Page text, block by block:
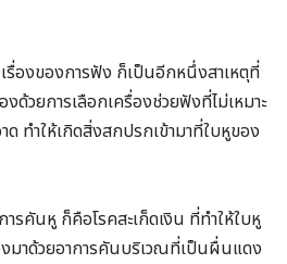
องของการฟัง ก็เป็นอีกหนึ่งสาเหตุที่
งด้วยการเลือกเครื่องช่วยฟังที่ไม่เหมาะ
ด ทำให้เกิดสิ่งสกปรกเข้ามาที่ใบหูของ
รคันหู ก็คือโรคสะเก็ดเงิน ที่ทำให้ใบหู
มาด้วยอาการคันบริเวณที่เป็นผื่นแดง